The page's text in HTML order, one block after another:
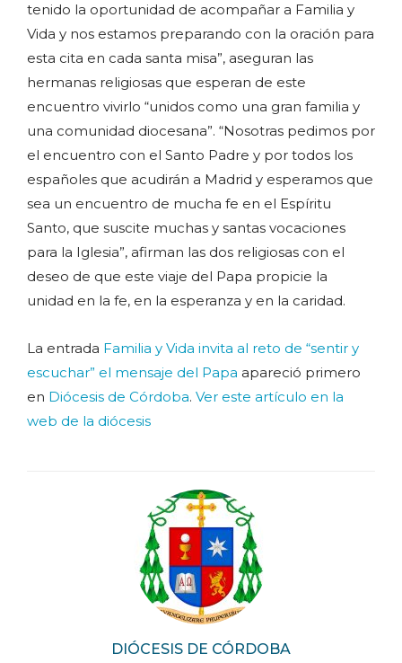
DIÓCESIS DE CÓRDOBA
tenido la oportunidad de acompañar a Familia y
Vida y nos estamos preparando con la oración para
esta cita en cada santa misa”, aseguran las
hermanas religiosas que esperan de este
encuentro vivirlo “unidos como una gran familia y
una comunidad diocesana”. “Nosotras pedimos por
el encuentro con el Santo Padre y por todos los
españoles que acudirán a Madrid y esperamos que
sea un encuentro de mucha fe en el Espíritu
Santo, que suscite muchas y santas vocaciones
para la Iglesia”, afirman las dos religiosas con el
deseo de que este viaje del Papa propicie la
unidad en la fe, en la esperanza y en la caridad.
La entrada Familia y Vida invita al reto de “sentir y
escuchar” el mensaje del Papa apareció primero
en Diócesis de Córdoba. Ver este artículo en la
web de la diócesis